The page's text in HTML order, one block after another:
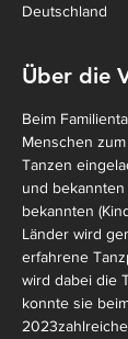
Deutschland
Über die
Beim
Menschen
Tanzen
und
bekannten
Länder wird
erfahrene
wird dabei die
konnte sie